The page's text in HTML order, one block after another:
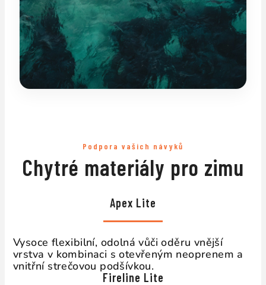
Podpora vašich návyků
Chytré materiály pro zimu
Apex Lite
Vysoce flexibilní, odolná vůči oděru vnější
vrstva v kombinaci s otevřeným neoprenem a
vnitřní strečovou podšívkou.
Fireline Lite